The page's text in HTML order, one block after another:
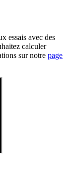
essais avec des
calculer
sur notre page